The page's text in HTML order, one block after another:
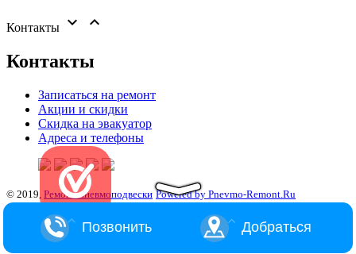
Контакты  
Контакты
Записаться на ремонт
Акции и скидки
Скидка на эвакуатор
Адреса и телефоны
© 2019, Ремонт пневмоподвески Powered by Pnevmo-Remont.Ru
Позвонить Добраться